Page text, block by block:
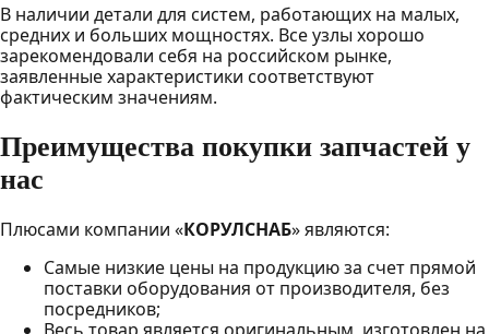
В наличии детали для систем, работающих на малых,
средних и больших мощностях. Все узлы хорошо
зарекомендовали себя на российском рынке,
заявленные характеристики соответствуют
фактическим значениям.
Преимущества покупки запчастей у
нас
Плюсами компании «КОРУЛСНАБ» являются:
Самые низкие цены на продукцию за счет прямой
поставки оборудования от производителя, без
посредников;